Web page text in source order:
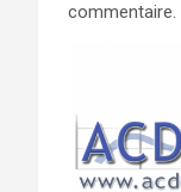
commentaire.